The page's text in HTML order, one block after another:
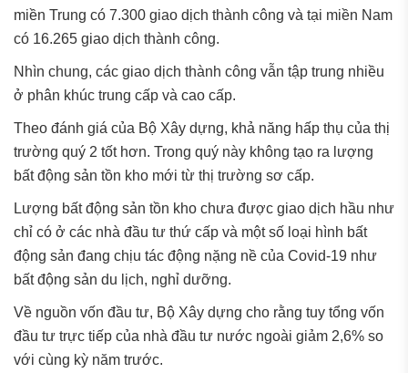
miền Trung có 7.300 giao dịch thành công và tại miền Nam
có 16.265 giao dịch thành công.
Nhìn chung, các giao dịch thành công vẫn tập trung nhiều
ở phân khúc trung cấp và cao cấp.
Theo đánh giá của Bộ Xây dựng, khả năng hấp thụ của thị
trường quý 2 tốt hơn. Trong quý này không tạo ra lượng
bất động sản tồn kho mới từ thị trường sơ cấp.
Lượng bất động sản tồn kho chưa được giao dịch hầu như
chỉ có ở các nhà đầu tư thứ cấp và một số loại hình bất
động sản đang chịu tác động nặng nề của Covid-19 như
bất động sản du lịch, nghỉ dưỡng.
Về nguồn vốn đầu tư, Bộ Xây dựng cho rằng tuy tổng vốn
đầu tư trực tiếp của nhà đầu tư nước ngoài giảm 2,6% so
với cùng kỳ năm trước.